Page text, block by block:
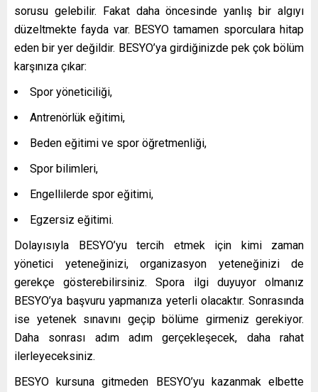
sorusu gelebilir. Fakat daha öncesinde yanlış bir algıyı
düzeltmekte fayda var. BESYO tamamen sporculara hitap
eden bir yer değildir. BESYO’ya girdiğinizde pek çok bölüm
karşınıza çıkar:
Spor yöneticiliği,
Antrenörlük eğitimi,
Beden eğitimi ve spor öğretmenliği,
Spor bilimleri,
Engellilerde spor eğitimi,
Egzersiz eğitimi.
Dolayısıyla BESYO’yu tercih etmek için kimi zaman
yönetici yeteneğinizi, organizasyon yeteneğinizi de
gerekçe gösterebilirsiniz. Spora ilgi duyuyor olmanız
BESYO’ya başvuru yapmanıza yeterli olacaktır. Sonrasında
ise yetenek sınavını geçip bölüme girmeniz gerekiyor.
Daha sonrası adım adım gerçekleşecek, daha rahat
ilerleyeceksiniz.
BESYO kursuna gitmeden BESYO’yu kazanmak elbette